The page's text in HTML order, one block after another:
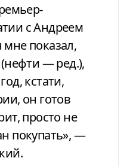
с Андреем
показал,
— ред.),
кстати,
он готов
просто не
покупать», —